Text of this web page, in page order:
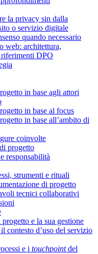
la privacy sin dalla
o servizio digitale
quando necessario
web: architettura,
DPO
in base agli attori
in base al focus
in base all’ambito di
coinvolte
progetto
responsabilità
strumenti e rituali
di progetto
tecnici collaborativi
e la sua gestione
contesto d’uso del servizio
e i touchpointdel